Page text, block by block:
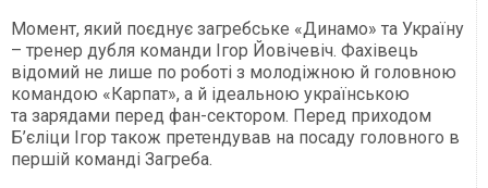
Момент, який поєднує загребське «Динамо» та Україну
– тренер дубля команди Ігор Йовічевіч. Фахівець
відомий не лише по роботі з молодіжною й головною
командою «Карпат», а й ідеальною українською
та зарядами перед фан-сектором. Перед приходом
Б’єліци Ігор також претендував на посаду головного в
першій команді Загреба.